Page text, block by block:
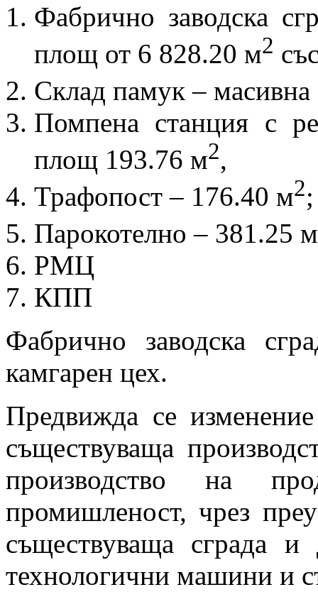
Фабрично заводска
площ от 6 828.20 м2
Склад памук –
Помпена станция с
площ 193.76 м2,
Трафопост – 176.40 м2;
Парокотелно – 381.25 м
РМЦ
КПП
Фабрично заводска
камгарен цех.
Предвижда се
съществуваща
производство на
промишленост, чрез
съществуваща сграда
технологични машини и